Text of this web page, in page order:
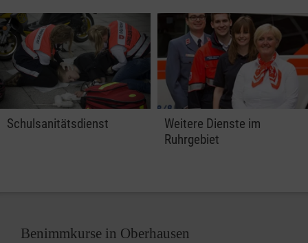
Schulsanitätsdienst
Weitere Dienste im
Ruhrgebiet
Benimmkurse in Oberhausen